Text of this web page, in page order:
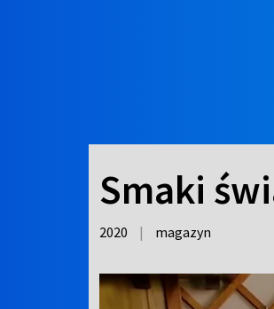
Smaki
2020 | magazyn